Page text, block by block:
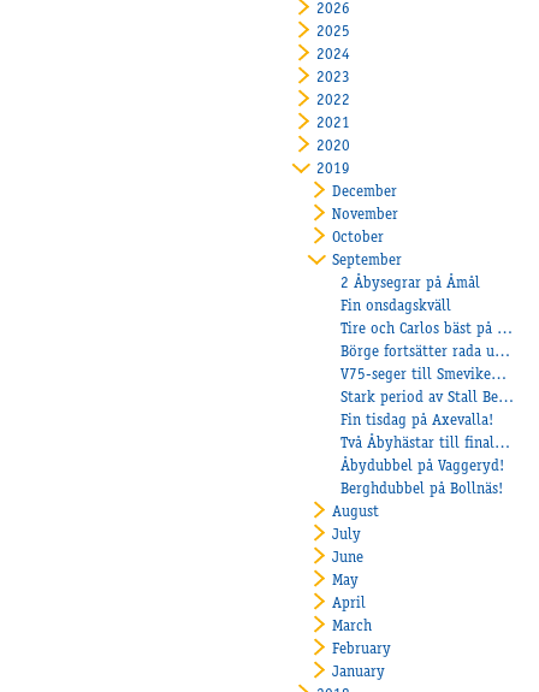
2026
2025
2024
2023
2022
2021
2020
2019
December
November
October
September
2 Åbysegrar på Åmål
Fin onsdagskväll
Tire och Carlos bäst på Axevalla!
Börge fortsätter rada upp segrarna
V75-seger till Smevikens Cruiser
Stark period av Stall Bergh
Fin tisdag på Axevalla!
Två Åbyhästar till final i Kriteriet!
Åbydubbel på Vaggeryd!
Berghdubbel på Bollnäs!
August
July
June
May
April
March
February
January